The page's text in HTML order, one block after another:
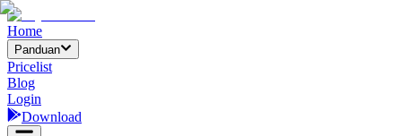
Home
Panduan
Pricelist
Blog
Login
Download